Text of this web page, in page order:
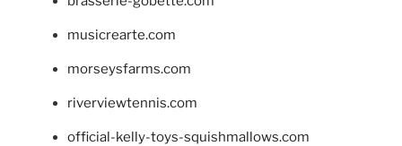
musicrearte.com
morseysfarms.com
riverviewtennis.com
official-kelly-toys-squishmallows.com